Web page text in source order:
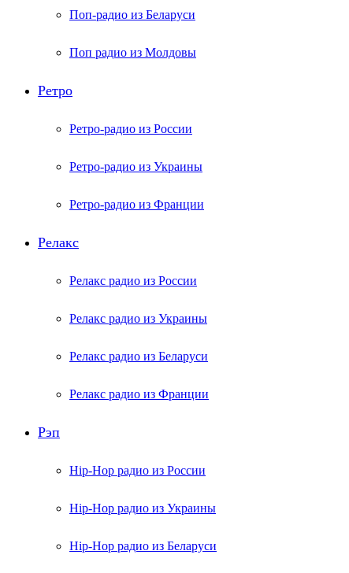
Поп-радио из Беларуси
Поп радио из Молдовы
Ретро
Ретро-радио из России
Ретро-радио из Украины
Ретро-радио из Франции
Релакс
Релакс радио из России
Релакс радио из Украины
Релакс радио из Беларуси
Релакс радио из Франции
Рэп
Hip-Hop радио из России
Hip-Hop радио из Украины
Hip-Hop радио из Беларуси